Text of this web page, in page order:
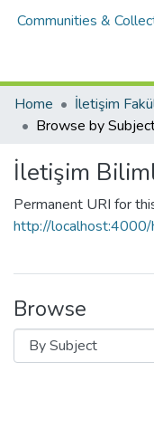
Communities &
Home İletişim
Browse by
İletişim
Permanent URI for
http://
Browse